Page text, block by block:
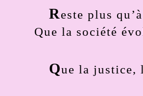
Reste plus
Que la société
Que la justice,